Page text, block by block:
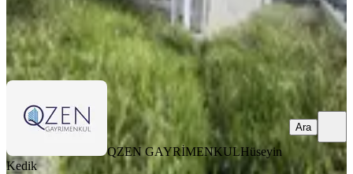
QZEN GAYRİMENKUL Hüseyin Kedik
Ara
QZEN GAYRİMENKULHüseyin
Kedik
Ara